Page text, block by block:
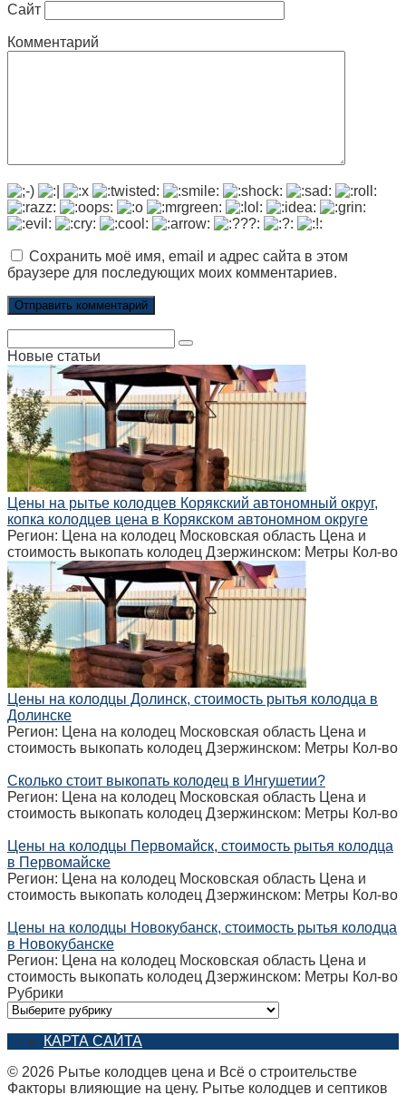
Сайт
Комментарий
Сохранить моё имя, email и адрес сайта в этом
браузере для последующих моих комментариев.
Новые статьи
Цены на рытье колодцев Корякский автономный округ,
копка колодцев цена в Корякском автономном округе
Регион: Цена на колодец Московская область Цена и
стоимость выкопать колодец Дзержинском: Метры Кол-во
Цены на колодцы Долинск, стоимость рытья колодца в
Долинске
Регион: Цена на колодец Московская область Цена и
стоимость выкопать колодец Дзержинском: Метры Кол-во
Сколько стоит выкопать колодец в Ингушетии?
Регион: Цена на колодец Московская область Цена и
стоимость выкопать колодец Дзержинском: Метры Кол-во
Цены на колодцы Первомайск, стоимость рытья колодца
в Первомайске
Регион: Цена на колодец Московская область Цена и
стоимость выкопать колодец Дзержинском: Метры Кол-во
Цены на колодцы Новокубанск, стоимость рытья колодца
в Новокубанске
Регион: Цена на колодец Московская область Цена и
стоимость выкопать колодец Дзержинском: Метры Кол-во
Рубрики
Рубрики
КАРТА САЙТА
© 2026 Рытье колодцев цена и Всё о строительстве
Факторы влияющие на цену. Рытье колодцев и септиков